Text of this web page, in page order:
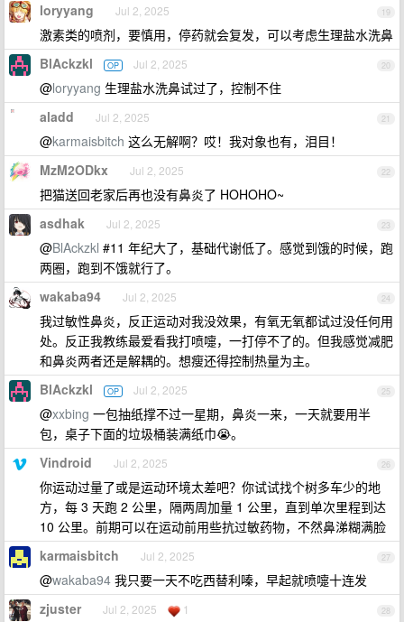
19
loryyang Jul 2, 2025
激素类的喷剂，要慎用，停药就会复发，可以考虑生理盐水洗鼻
20
BlAckzkl OP Jul 2, 2025
@loryyang 生理盐水洗鼻试过了，控制不住
21
aladd Jul 2, 2025
@karmaisbitch 这么无解啊？哎！我对象也有，泪目！
22
MzM2ODkx Jul 2, 2025
把猫送回老家后再也没有鼻炎了 HOHOHO~
23
asdhak Jul 2, 2025
@BlAckzkl #11 年纪大了，基础代谢低了。感觉到饿的时候，跑
两圈，跑到不饿就行了。
24
wakaba94 Jul 2, 2025
我过敏性鼻炎，反正运动对我没效果，有氧无氧都试过没任何用
处。反正我教练最爱看我打喷嚏，一打停不了的。但我感觉减肥
和鼻炎两者还是解耦的。想瘦还得控制热量为主。
25
BlAckzkl OP Jul 2, 2025
@xxbing 一包抽纸撑不过一星期，鼻炎一来，一天就要用半
包，桌子下面的垃圾桶装满纸巾😭。
26
Vindroid Jul 2, 2025
你运动过量了或是运动环境太差吧？你试试找个树多车少的地
方，每 3 天跑 2 公里，隔两周加量 1 公里，直到单次里程到达
10 公里。前期可以在运动前用些抗过敏药物，不然鼻涕糊满脸
27
karmaisbitch Jul 2, 2025
@wakaba94 我只要一天不吃西替利嗪，早起就喷嚏十连发
28
zjuster Jul 2, 2025 1